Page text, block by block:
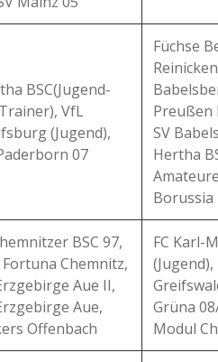
BSC(Jugend-
VfL
(Jugend),
07
Füchse
Preußen
SV
Hertha
BSC 97,
Chemnitz,
Aue II,
Aue,
Offenbach
FC Karl-
(Jugend),
Grüna
Modul